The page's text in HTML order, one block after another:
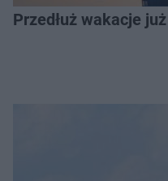
Przedłuż wakacje